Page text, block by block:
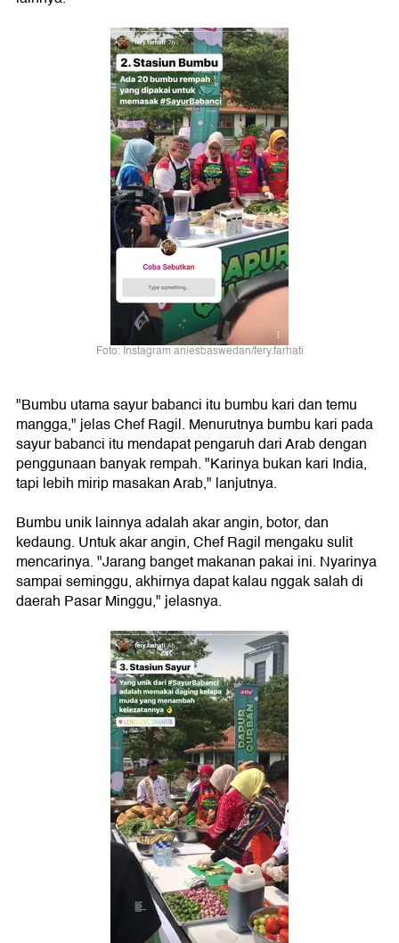
Foto: Instagram aniesbaswedan/fery.farhati
"Bumbu utama sayur babanci itu bumbu kari dan temu
mangga," jelas Chef Ragil. Menurutnya bumbu kari pada
sayur babanci itu mendapat pengaruh dari Arab dengan
penggunaan banyak rempah. "Karinya bukan kari India,
tapi lebih mirip masakan Arab," lanjutnya.
Bumbu unik lainnya adalah akar angin, botor, dan
kedaung. Untuk akar angin, Chef Ragil mengaku sulit
mencarinya. "Jarang banget makanan pakai ini. Nyarinya
sampai seminggu, akhirnya dapat kalau nggak salah di
daerah Pasar Minggu," jelasnya.